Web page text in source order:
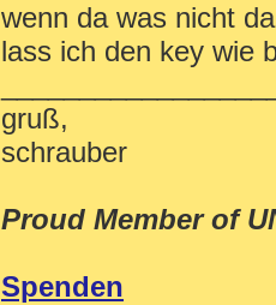
wenn da was nicht
lass ich den key wie
gruß,
schrauber
Proud Member of
Spenden